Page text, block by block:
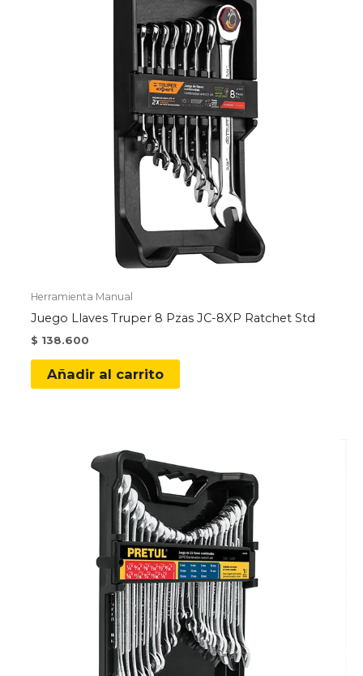
Herramienta Manual
Juego Llaves Truper 8 Pzas JC-8XP Ratchet Std
$ 138.600
Añadir al carrito